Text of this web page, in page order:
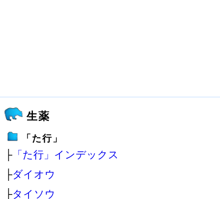
生薬
「た行」
├ 「た行」インデックス
├ダイオウ
├タイソウ